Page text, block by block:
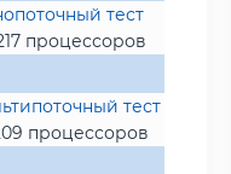
тест
процессоров
тест
процессоров